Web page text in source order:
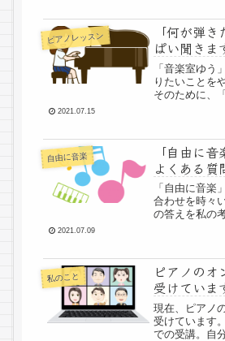
「自分が弾け
だ」と思えれ
ひとがんばり
ます。
ピアノレッスン
「何が弾
ぱい聞きま
「音楽室ゆう
りたいことを
そのために、
2021.07.15
自由に音楽
「自由に
よくある質
「自由に音楽
合わせを時々
の答えを私の
2021.07.09
私のこと
ピアノのオ
受けていま
現在、ピアノ
受けています
での受講。自